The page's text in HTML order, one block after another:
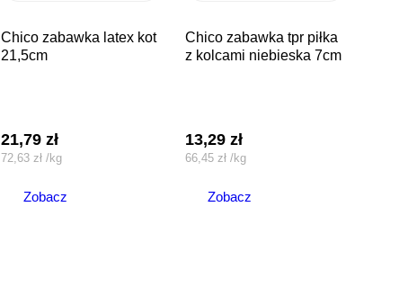
chico zabawka latex kot
21,5cm
21,79 zł
72,63 zł /kg
Zobacz
chico zabawka tpr piłka
z kolcami niebieska 7cm
13,29zł
66,45zł /kg
Zobacz